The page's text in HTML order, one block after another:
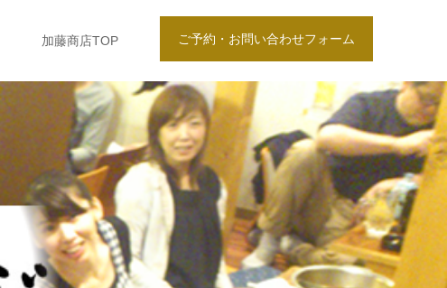
ご予約・お問い合わせフォーム
加藤商店TOP